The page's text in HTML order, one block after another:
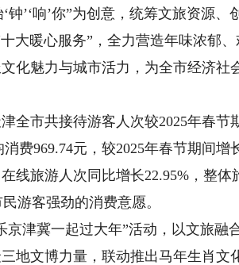
’‘响’你”为创意，统筹文旅资源、
大暖心服务”，全力营造年味浓郁、
化魅力与城市活力，为全市经济社
市共接待游客人次较2025年春节
费969.74元，较2025年春节期间增
线旅游人次同比增长22.95%，整体
游客强劲的消费意愿。
津冀一起过大年”活动，以文旅融
地文博力量，联动推出马年生肖文